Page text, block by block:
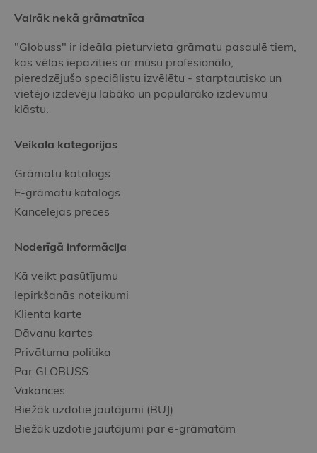
Vairāk nekā grāmatnīca
"Globuss" ir ideāla pieturvieta grāmatu pasaulē tiem,
kas vēlas iepazīties ar mūsu profesionālo,
pieredzējušo speciālistu izvēlētu - starptautisko un
vietējo izdevēju labāko un populārāko izdevumu
klāstu.
Veikala kategorijas
Grāmatu katalogs
E-grāmatu katalogs
Kancelejas preces
Noderīgā informācija
Kā veikt pasūtījumu
Iepirkšanās noteikumi
Klienta karte
Dāvanu kartes
Privātuma politika
Par GLOBUSS
Vakances
Biežāk uzdotie jautājumi (BUJ)
Biežāk uzdotie jautājumi par e-grāmatām